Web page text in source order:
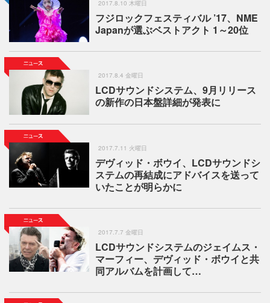
2017.8.10 木曜日
フジロックフェスティバル ’17、NME
Japanが選ぶベストアクト 1～20位
2017.8.4 金曜日
LCDサウンドシステム、9月リリース
の新作の日本盤詳細が発表に
2017.7.11 火曜日
デヴィッド・ボウイ、LCDサウンドシ
ステムの再結成にアドバイスを送って
いたことが明らかに
2017.7.7 金曜日
LCDサウンドシステムのジェイムス・
マーフィー、デヴィッド・ボウイと共
同アルバムを計画して…